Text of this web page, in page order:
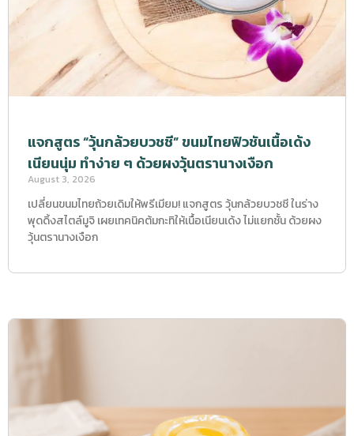
แจกสูตร “วุ้นกล้วยบวชชี” ขนมไทยฟิวชันเนื้อเด้ง
เนียนนุ่ม ทำง่าย ๆ ด้วยผงวุ้นตรานางเงือก
August 3, 2026
เปลี่ยนขนมไทยถ้วยเดิมให้พรีเมียม! แจกสูตร วุ้นกล้วยบวชชี ในร่าง
พุดดิ้งสไตล์มูจิ เผยเทคนิคต้มกะทิให้เนื้อเนียนเด้ง ไม่แยกชั้น ด้วยผง
วุ้นตรานางเงือก